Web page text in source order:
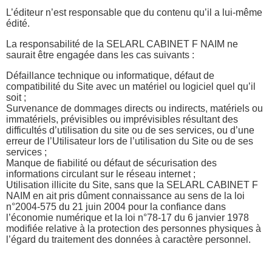
L’éditeur n’est responsable que du contenu qu’il a lui-même
édité.
La responsabilité de la SELARL CABINET F NAIM ne
saurait être engagée dans les cas suivants :
Défaillance technique ou informatique, défaut de
compatibilité du Site avec un matériel ou logiciel quel qu’il
soit ;
Survenance de dommages directs ou indirects, matériels ou
immatériels, prévisibles ou imprévisibles résultant des
difficultés d’utilisation du site ou de ses services, ou d’une
erreur de l’Utilisateur lors de l’utilisation du Site ou de ses
services ;
Manque de fiabilité ou défaut de sécurisation des
informations circulant sur le réseau internet ;
Utilisation illicite du Site, sans que la SELARL CABINET F
NAIM en ait pris dûment connaissance au sens de la loi
n°2004-575 du 21 juin 2004 pour la confiance dans
l’économie numérique et la loi n°78-17 du 6 janvier 1978
modifiée relative à la protection des personnes physiques à
l’égard du traitement des données à caractère personnel.